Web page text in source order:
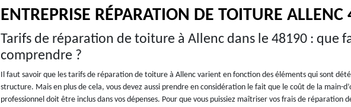
ENTREPRISE RÉPARATION DE TOITURE
Tarifs de réparation de toiture à Allenc dans le 48190 : que
comprendre ?
Il faut savoir que les tarifs de réparation de toiture à Allenc varient en fonction des éléments qui sont
structure. Mais en plus de cela, vous devez aussi prendre en considération le fait que le coût de la main-
professionnel doit être inclus dans vos dépenses. Pour que vous puissiez maîtriser vos frais de réparation